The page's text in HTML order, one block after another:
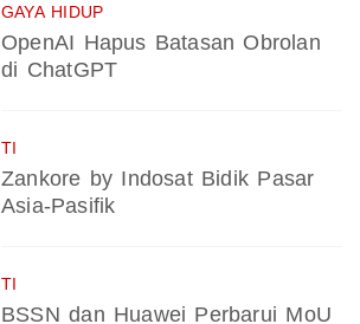
GAYA HIDUP
OpenAI Hapus Batasan Obrolan
di ChatGPT
TI
Zankore by Indosat Bidik Pasar
Asia-Pasifik
TI
BSSN dan Huawei Perbarui MoU